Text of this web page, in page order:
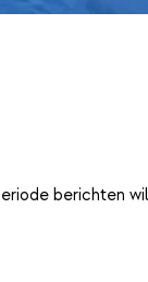
berichten